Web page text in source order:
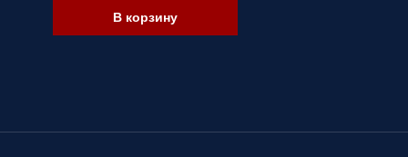
В корзину